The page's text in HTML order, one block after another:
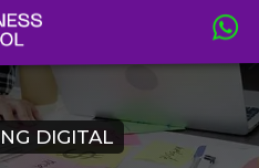
DIGITAL